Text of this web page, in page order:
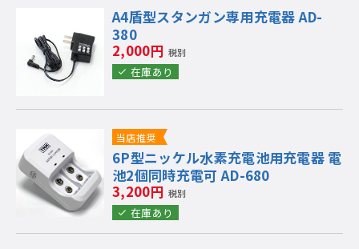
A4盾型スタンガン専用充電器 AD-
380
2,000円 税別
在庫あり
当店推奨
6P型ニッケル水素充電池用充電器 電
池2個同時充電可 AD-680
3,200円 税別
在庫あり